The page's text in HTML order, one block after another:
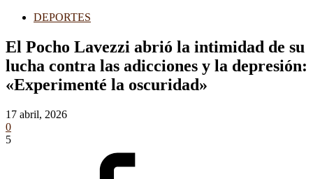
DEPORTES
El Pocho Lavezzi abrió la intimidad de su
lucha contra las adicciones y la depresión:
«Experimenté la oscuridad»
17 abril, 2026
0
5